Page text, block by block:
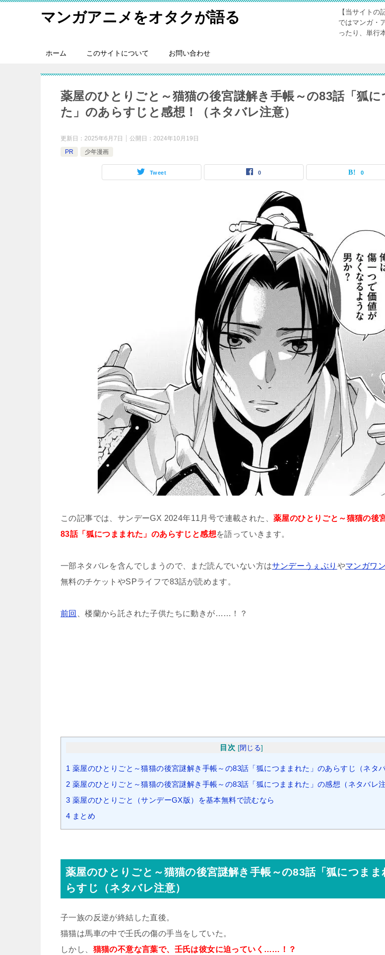
マンガアニメをオタクが語る
【当サイト
ではマンガ・
ったり、単行
ホーム このサイトについて お問い合わせ
薬屋のひとりごと～猫猫の後宮謎解き手帳～の83話「狐
た」のあらすじと感想！（ネタバレ注意）
更新日： 2025年6月7日 公開日： 2024年10月19日
PR
少年漫画
Tweet 0 0
この記事では、サンデーGX 2024年11月号で連載された、 薬屋のひとりごと～猫猫の後
83話「狐につままれた」のあらすじと感想を語っていきます。
一部ネタバレを含んでしまうので、まだ読んでいない方はサンデーうぇぶり やマンガワン
無料のチケットやSPライフで83話が読めます。
前回 、楼蘭から託された子供たちに動きが……！？
目次 [閉じる]
1 薬屋のひとりごと～猫猫の後宮謎解き手帳～の83話「狐につままれた」のあらすじ（ネタバ
2 薬屋のひとりごと～猫猫の後宮謎解き手帳～の83話「狐につままれた」の感想（ネタバレ注
3 薬屋のひとりごと（サンデーGX版）を基本無料で読むなら
4 まとめ
薬屋のひとりごと～猫猫の後宮謎解き手帳～の83話「狐につまま
らすじ（ネタバレ注意）
子一族の反逆が終結した直後。
猫猫は馬車の中で壬氏の傷の手当をしていた。
しかし、 猫猫の不意な言葉で、壬氏は彼女に迫っていく……！？